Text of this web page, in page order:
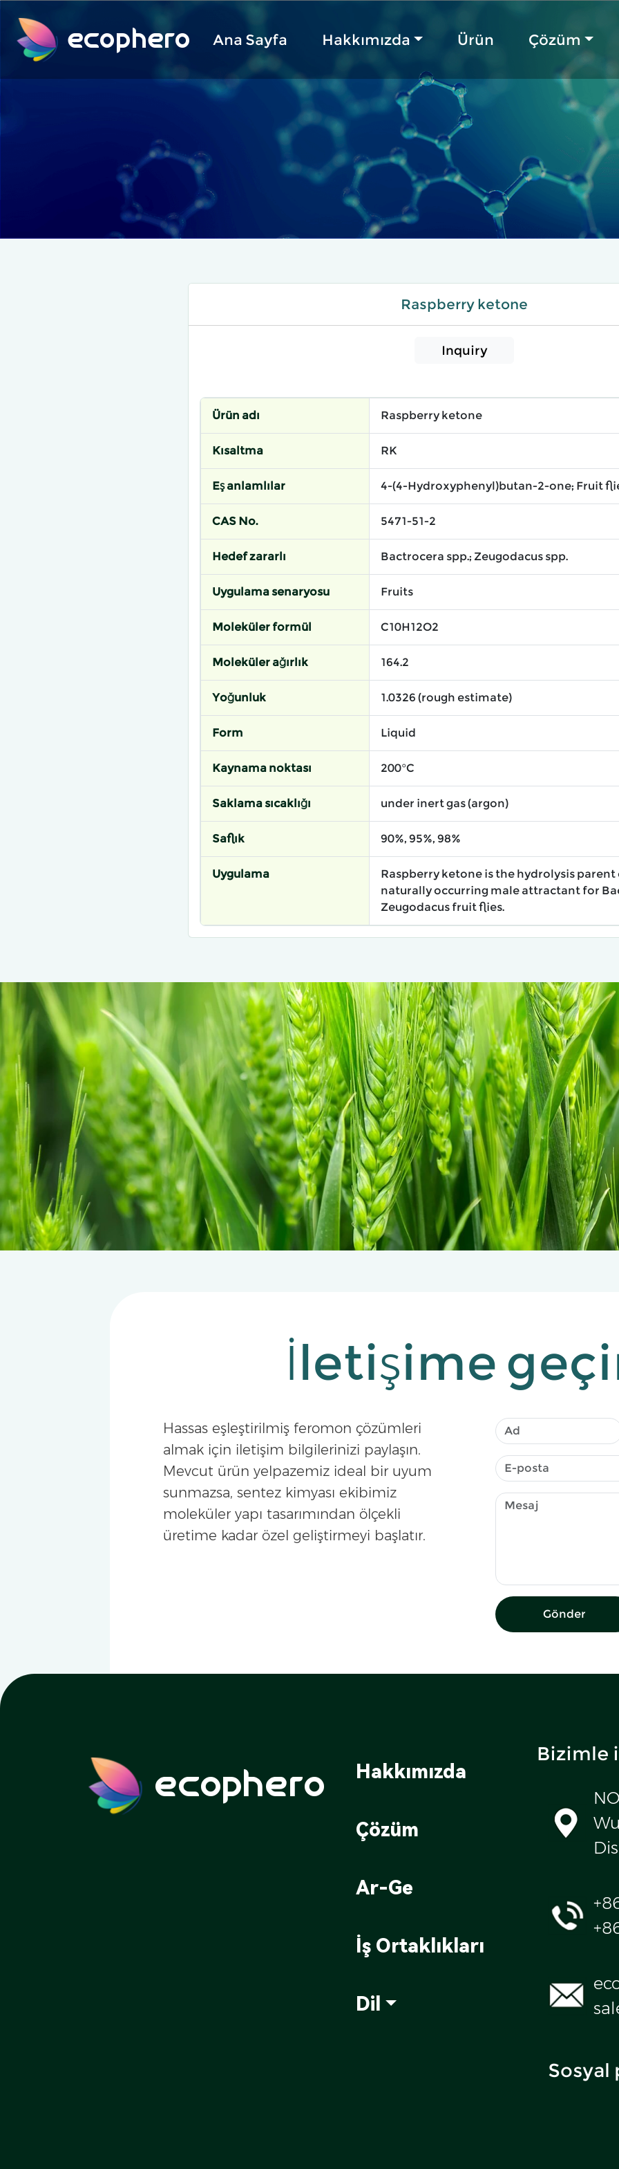
ecophero Ana Sayfa Hakkımızda Ürün Çözüm
Raspberry ketone
Inquiry
Ürün adı Raspberry ketone
Kısaltma RK
Eş anlamlılar 4-(4-Hydroxyphenyl)butan-2-one; Fruit
CAS No. 5471-51-2
Hedef zararlı Bactrocera spp.; Zeugodacus spp.
Uygulama senaryosu Fruits
Moleküler formül C10H12O2
Moleküler ağırlık 164.2
Yoğunluk 1.0326 (rough estimate)
Form Liquid
Kaynama noktası 200°C
Saklama sıcaklığı under inert gas (argon)
Saflık 90%, 95%, 98%
Uygulama
Raspberry ketone is the hydrolysis parent
naturally occurring male attractant for
Zeugodacus fruit flies.
İletişime
Hassas eşleştirilmiş feromon çözümleri
almak için iletişim bilgilerinizi paylaşın.
Mevcut ürün yelpazemiz ideal bir uyum
sunmazsa, sentez kimyası ekibimiz
moleküler yapı tasarımından ölçekli
üretime kadar özel geliştirmeyi başlatır.
Gönder
ecophero Hakkımızda
Çözüm
Ar-Ge
İş Ortaklıkları
Dil
Bizimle